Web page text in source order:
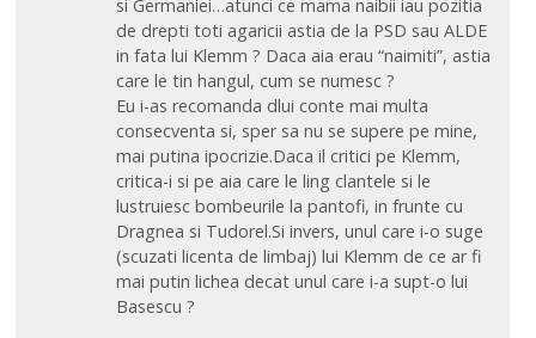
si Germaniei…atunci ce mama naibii iau pozitia
de drepti toti agaricii astia de la PSD sau ALDE
in fata lui Klemm ? Daca aia erau “naimiti”, astia
care le tin hangul, cum se numesc ?
Eu i-as recomanda dlui conte mai multa
consecventa si, sper sa nu se supere pe mine,
mai putina ipocrizie.Daca il critici pe Klemm,
critica-i si pe aia care le ling clantele si le
lustruiesc bombeurile la pantofi, in frunte cu
Dragnea si Tudorel.Si invers, unul care i-o suge
(scuzati licenta de limbaj) lui Klemm de ce ar fi
mai putin lichea decat unul care i-a supt-o lui
Basescu ?